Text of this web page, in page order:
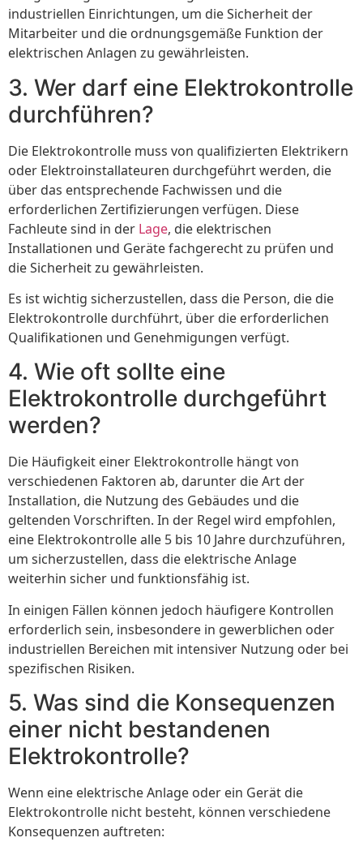
industriellen Einrichtungen, um die Sicherheit der
Mitarbeiter und die ordnungsgemäße Funktion der
elektrischen Anlagen zu gewährleisten.
3. Wer darf eine Elektrokontrolle
durchführen?
Die Elektrokontrolle muss von qualifizierten Elektrikern
oder Elektroinstallateuren durchgeführt werden, die
über das entsprechende Fachwissen und die
erforderlichen Zertifizierungen verfügen. Diese
Fachleute sind in der Lage, die elektrischen
Installationen und Geräte fachgerecht zu prüfen und
die Sicherheit zu gewährleisten.
Es ist wichtig sicherzustellen, dass die Person, die die
Elektrokontrolle durchführt, über die erforderlichen
Qualifikationen und Genehmigungen verfügt.
4. Wie oft sollte eine
Elektrokontrolle durchgeführt
werden?
Die Häufigkeit einer Elektrokontrolle hängt von
verschiedenen Faktoren ab, darunter die Art der
Installation, die Nutzung des Gebäudes und die
geltenden Vorschriften. In der Regel wird empfohlen,
eine Elektrokontrolle alle 5 bis 10 Jahre durchzuführen,
um sicherzustellen, dass die elektrische Anlage
weiterhin sicher und funktionsfähig ist.
In einigen Fällen können jedoch häufigere Kontrollen
erforderlich sein, insbesondere in gewerblichen oder
industriellen Bereichen mit intensiver Nutzung oder bei
spezifischen Risiken.
5. Was sind die Konsequenzen
einer nicht bestandenen
Elektrokontrolle?
Wenn eine elektrische Anlage oder ein Gerät die
Elektrokontrolle nicht besteht, können verschiedene
Konsequenzen auftreten: